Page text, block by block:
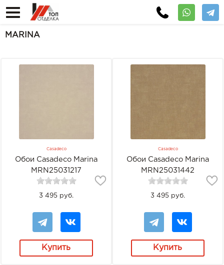
MARINA
Casadeco
Обои Casadeco Marina
MRN25031217
3 495 руб.
Купить
Casadeco
Обои Casadeco Marina
MRN25031442
3 495 руб.
Купить